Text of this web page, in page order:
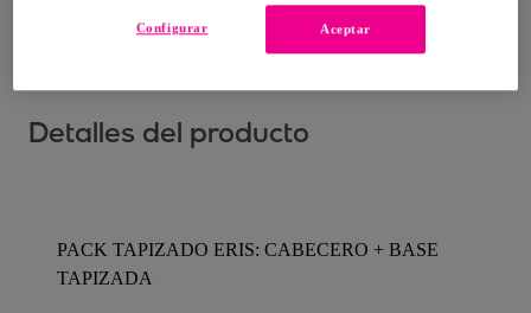
Detalles del producto
PACK TAPIZADO ERIS: CABECERO + BASE
TAPIZADA
Aceptar
Configurar